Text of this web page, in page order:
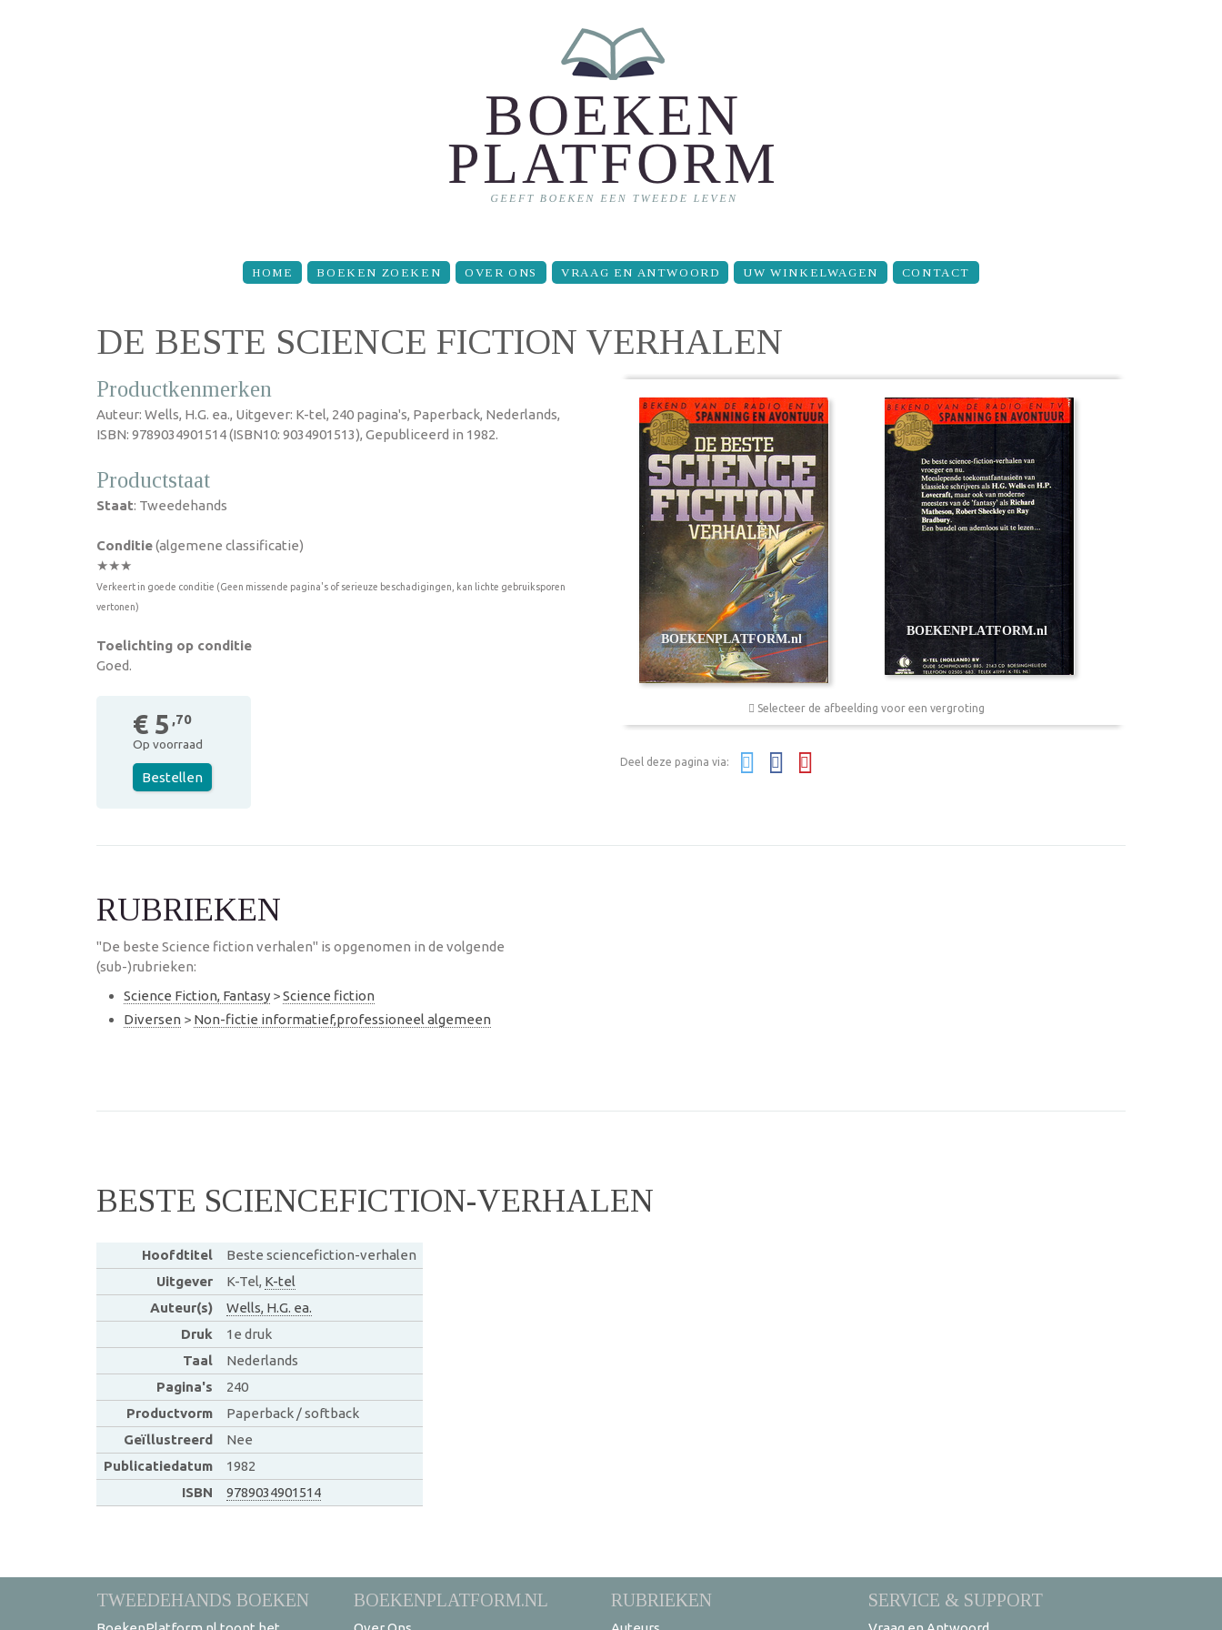
HOME BOEKEN ZOEKEN OVER ONS VRAAG EN ANTWOORD UW WINKELWAGEN CONTACT
DE BESTE SCIENCE FICTION VERHALEN
Productkenmerken
Auteur: Wells, H.G. ea., Uitgever: K-tel, 240 pagina's, Paperback, Nederlands,
ISBN: 9789034901514 (ISBN10: 9034901513), Gepubliceerd in 1982.
Productstaat
Staat: Tweedehands
Conditie(algemene classificatie)
★★★
Verkeert in goede conditie (Geen missende pagina's of serieuze beschadigingen, kan lichte gebruiksporen
vertonen)
Toelichting op conditie
Goed.
€ 5 ,70
Op voorraad
Bestellen
Selecteer de afbeelding voor een vergroting
Deel deze pagina via:
RUBRIEKEN
"De beste Science fiction verhalen" is opgenomen in de volgende
(sub-)rubrieken:
Science Fiction, Fantasy >Science fiction
Diversen > Non-fictie informatief,professioneel algemeen
BESTE SCIENCEFICTION-VERHALEN
Hoofdtitel
Beste sciencefiction-verhalen
Uitgever
K-Tel, K-tel
Auteur(s)
Wells, H.G. ea.
Druk
1e druk
Taal
Nederlands
Pagina's
240
Productvorm
Paperback / softback
Geïllustreerd
Nee
Publicatiedatum
1982
ISBN
9789034901514
TWEEDEHANDS BOEKEN BOEKENPLATFORM.NL RUBRIEKEN SERVICE & SUPPORT